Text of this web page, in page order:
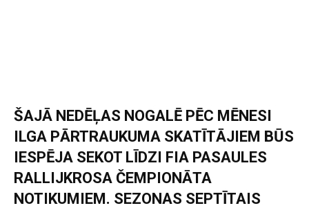
ŠAJĀ NEDĒĻAS NOGALĒ PĒC MĒNESI
ILGA PĀRTRAUKUMA SKATĪTĀJIEM BŪS
IESPĒJA SEKOT LĪDZI FIA PASAULES
RALLIJKROSA ČEMPIONĀTA
NOTIKUMIEM. SEZONAS SEPTĪTAIS